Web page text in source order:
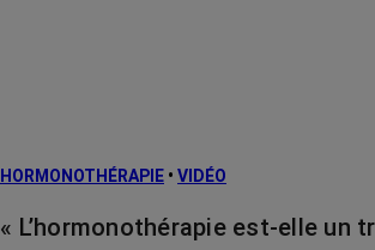
HORMONOTHÉRAPIE • VIDÉO
« L’hormonothérapie est-elle un